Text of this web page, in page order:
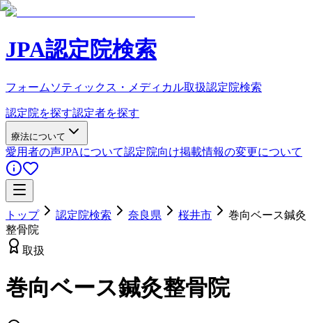
JPA認定院検索
フォームソティックス・メディカル取扱認定院検索
認定院を探す認定者を探す
療法について
愛用者の声JPAについて認定院向け掲載情報の変更について
トップ 認定院検索 奈良県 桜井市
巻向ベース鍼灸
整骨院
取扱
巻向ベース鍼灸整骨院